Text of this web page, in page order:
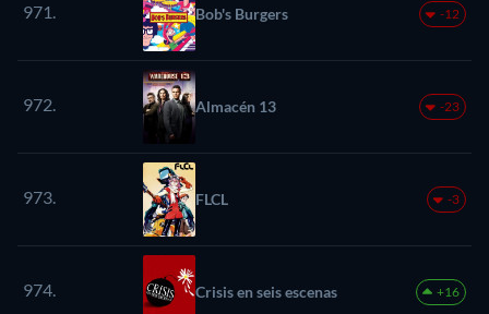
971. Bob's Burgers -12
972. Almacén 13 -23
973. FLCL -3
974. Crisis en seis escenas +16